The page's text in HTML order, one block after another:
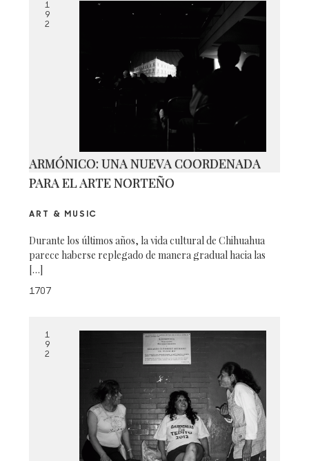
1
9
2
ARMÓNICO: UNA NUEVA COORDENADA
PARA EL ARTE NORTEÑO
ART & MUSIC
Durante los últimos años, la vida cultural de Chihuahua
parece haberse replegado de manera gradual hacia las
[…]
1707
1
9
2